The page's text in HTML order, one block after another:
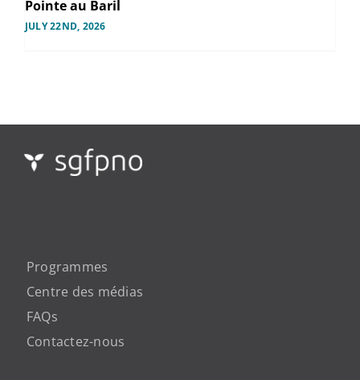
Pointe au Baril
JULY 22ND, 2026
Programmes
Centre des médias
FAQs
Contactez-nous